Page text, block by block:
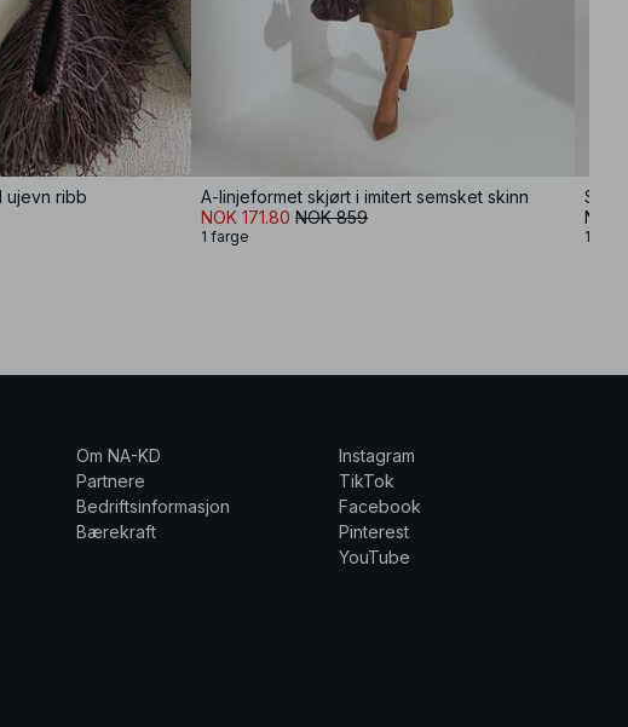
ujevn ribb
A-linjeformet skjørt i imitert semsket skinn
NOK 171.80 NOK 859
1 farge
NOK
1
Om NA-KD
Partnere
Bedriftsinformasjon
Bærekraft
Instagram
TikTok
Facebook
Pinterest
YouTube